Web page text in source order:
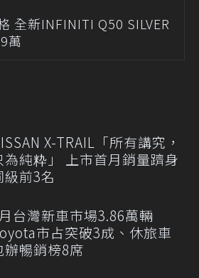
全新INFINITI Q50 SILVER
萬
X-TRAIL「所有講究，
為純粋」 上市首月銷量躋身
級前3名
台灣新車市場3.86萬輛
市占突破3成、休旅車
辦暢銷榜8席